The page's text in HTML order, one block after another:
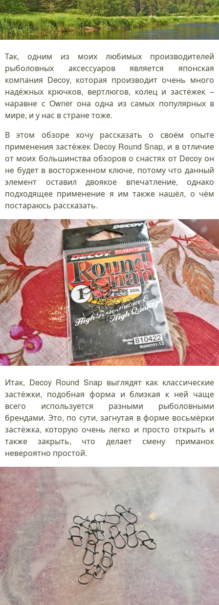
Так, одним из моих любимых производителей
рыболовных аксессуаров является японская
компания Decoy, которая производит очень много
надёжных крючков, вертлюгов, колец и застёжек –
наравне с Owner она одна из самых популярных в
мире, и у нас в стране тоже.
В этом обзоре хочу рассказать о своём опыте
применения застёжек Decoy Round Snap, и в отличие
от моих большинства обзоров о снастях от Decoy он
не будет в восторженном ключе, потому что данный
элемент оставил двоякое впечатление, однако
подходящее применение я им также нашёл, о чём
постараюсь рассказать.
Итак, Decoy Round Snap выглядят как классические
застёжки, подобная форма и близкая к ней чаще
всего используется разными рыболовными
брендами. Это, по сути, загнутая в форме восьмёрки
застёжка, которую очень легко и просто открыть и
также закрыть, что делает смену приманок
невероятно простой.